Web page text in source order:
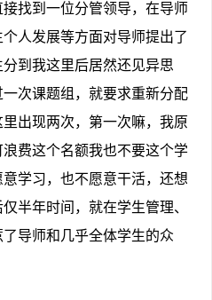
找到一位分管领导，在导师
人发展等方面对导师提出了
到我这里后居然还见异思
次课题组，就要求重新分配
出现两次，第一次嘛，我原
费这个名额我也不要这个学
学习，也不愿意干活，还想
半年时间，就在学生管理、
导师和几乎全体学生的众